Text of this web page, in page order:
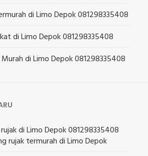
di Limo Depok 081298335408
di Limo Depok 081298335408
di Limo Depok 081298335408
di Limo Depok 081298335408
rujak termurah di Limo Depok